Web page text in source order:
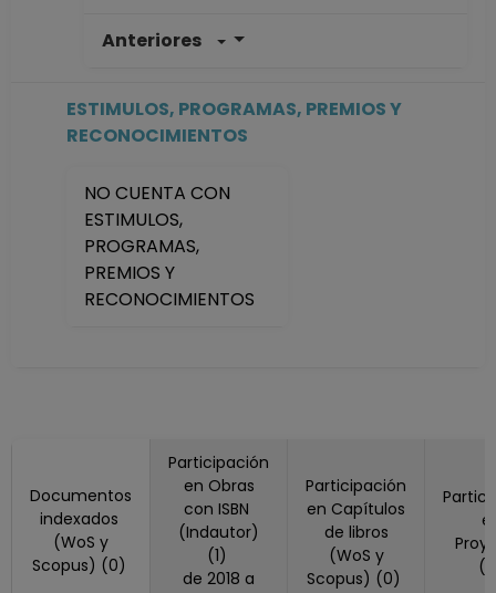
Anteriores
Escuela Nacional
Escuela Nacional
de Trabajo Social
Desde 16-08-2021
hasta 15-11-2023
ESTIMULOS, PROGRAMAS, PREMIOS Y
RECONOCIMIENTOS
NO CUENTA CON
ESTIMULOS,
PROGRAMAS,
PREMIOS Y
RECONOCIMIENTOS
Documentos
indexados
(WoS y
Scopus) (0)
Participación
en Obras
con ISBN
(Indautor)
(1)
de 2018 a
Participación
en Capítulos
de libros
(WoS y
Scopus) (0)